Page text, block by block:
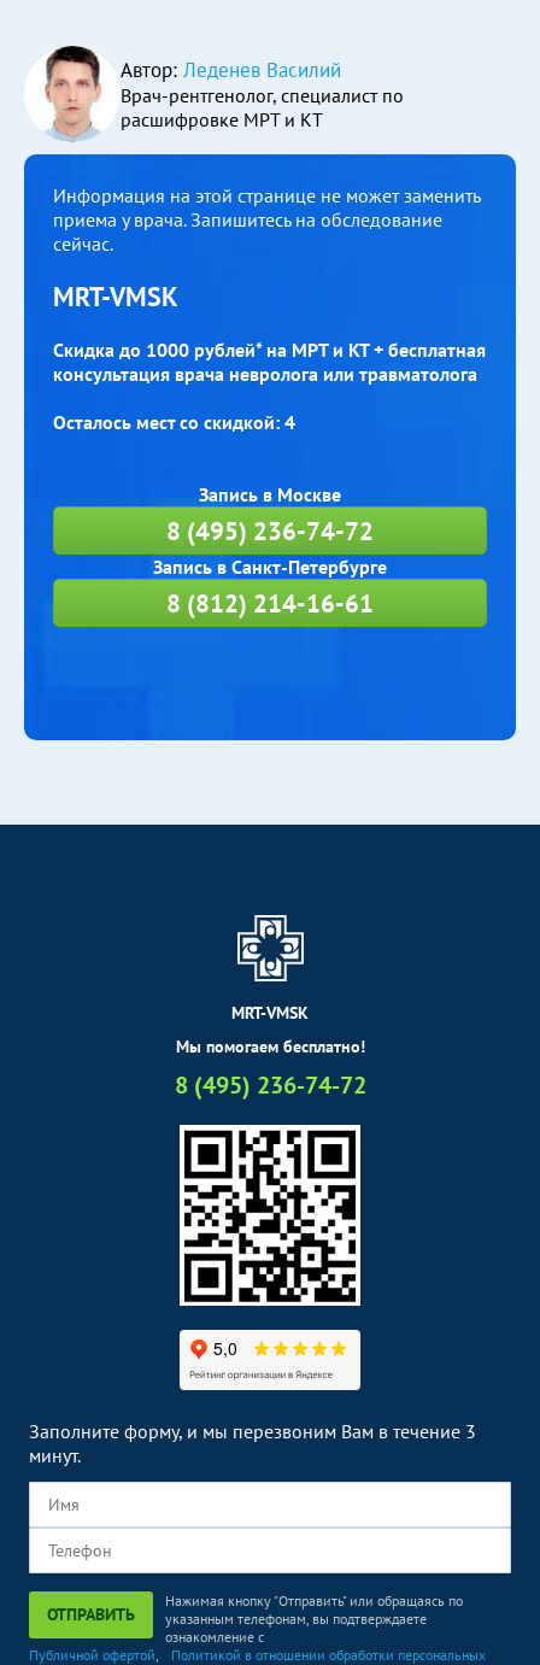
Автор: Леденев Василий
Врач-рентгенолог, специалист по
расшифровке МРТ и КТ
Информация на этой странице не может заменить
приема у врача. Запишитесь на обследование
сейчас.
MRT-VMSK
Скидка до 1000 рублей* на МРТ и КТ + бесплатная
консультация врача невролога или травматолога
Осталось мест со скидкой: 4
Запись в Москве
8 (495) 236-74-72
Запись в Санкт-Петербурге
8 (812) 214-16-61
MRT-VMSK
Мы помогаем бесплатно!
8 (495) 236-74-72
Заполните форму, и мы перезвоним Вам в течение 3
минут.
ОТПРАВИТЬ
Нажимая кнопку "Отправить" или обращаясь по
указанным телефонам, вы подтверждаете
ознакомление с
Публичной офертой,
Политикой в отношении обработки персональных